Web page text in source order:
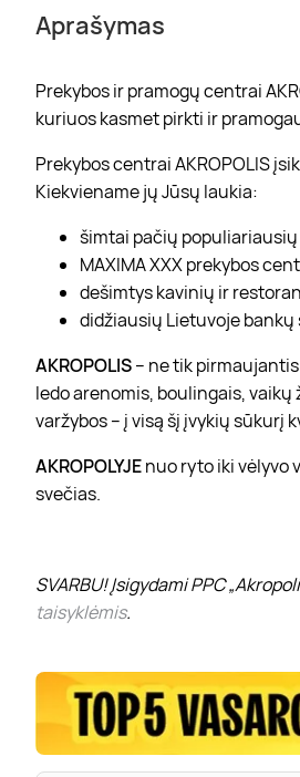
Aprašymas
Prekybos ir pramogų centrai
kuriuos kasmet pirkti ir
Prekybos centrai AKROPOLIS
Kiekviename jų Jūsų laukia:
šimtai pačių
MAXIMA XXX prekybos
dešimtys kavinių ir
didžiausių Lietuvoje
AKROPOLIS– ne tik
ledo arenomis, boulingais,
varžybos – į visą šį įvykių sūkurį
AKROPOLYJEnuo ryto iki vėlyvo
svečias.
SVARBU! Įsigydami PPC
taisyklėmis.